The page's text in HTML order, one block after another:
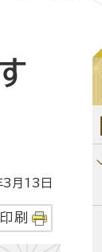
月13日
刷